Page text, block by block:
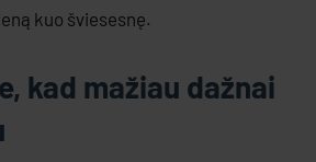
kuo šviesesnę.
kad mažiau dažnai